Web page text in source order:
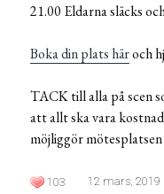
21.00 Eldarna släcks
Boka din plats häroch
TACK till alla på scen
att allt ska vara
möjliggör
103 12 mars, 2019